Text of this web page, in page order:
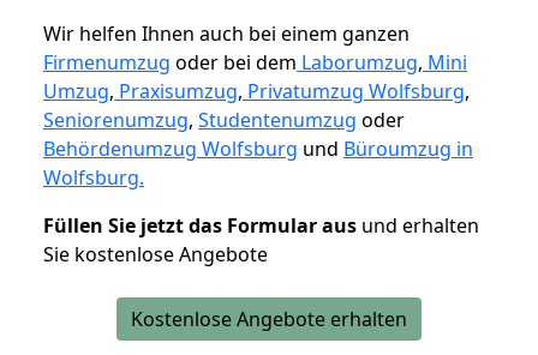
Wir helfen Ihnen auch bei einem ganzen
Firmenumzug oder bei dem Laborumzug, Mini
Umzug, Praxisumzug, Privatumzug Wolfsburg,
Seniorenumzug, Studentenumzug oder
Behördenumzug Wolfsburg und Büroumzug in
Wolfsburg.
Füllen Sie jetzt das Formular aus und erhalten
Sie kostenlose Angebote
Kostenlose Angebote erhalten